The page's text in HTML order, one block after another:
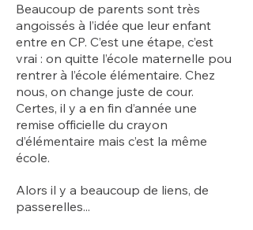
Beaucoup de parents sont très
angoissés à l’idée que leur enfant
entre en CP. C’est une étape, c’est
vrai : on quitte l’école maternelle pou
rentrer à l’école élémentaire. Chez
nous, on change juste de cour.
Certes, il y a en fin d’année une
remise officielle du crayon
d’élémentaire mais c’est la même
école.
Alors il y a beaucoup de liens, de
passerelles...